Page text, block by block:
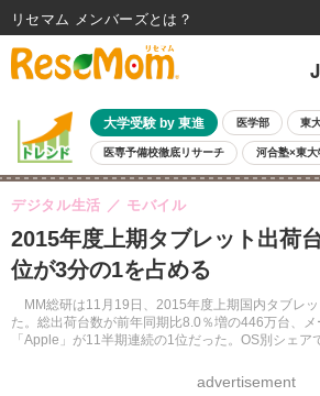
大学受験 by 東進 医学部 東
医専予備校徹底リサーチ 河合塾×東大
親子で考える大学選び 高校受験 中学受験
共通テスト 夏休み 8月開催学校説明会・相談会
8月開催イベント・WS 全国公立高校 過去問 人
自由研究教材（小学生向け） 自由研究教材（中学生向
2015年度上期タブレット出荷
位が3分の1を占める
MM総研は11月19日、2015年度上期国内タブレ
た。総出荷台数が前年同期比8.0％増の446万台、
「Apple」が11半期連続の1位だった。OS別シェ
デジタル生活 モバイル
advertisement
リセマム メンバーズ